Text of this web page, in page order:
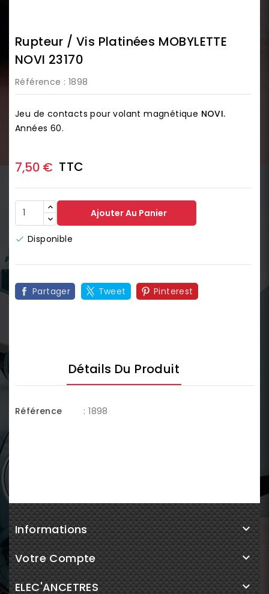
Rupteur / Vis Platinées MOBYLETTE
NOVI 23170
Référence : 1898
Jeu de contacts pour volant magnétique NOVI.
Années 60.
7,50 € TTC
Ajouter Au Panier
 Disponible
Partager Tweet Pinterest
Détails Du Produit
Référence : 1898
Informations 
Votre Compte 
ELEC'ANCETRES 